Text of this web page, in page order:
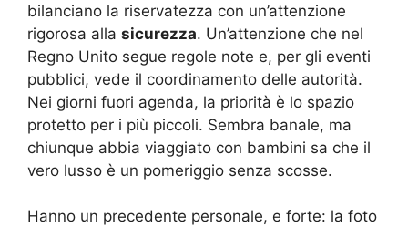
bilanciano la riservatezza con un’attenzione
rigorosa alla sicurezza. Un’attenzione che nel
Regno Unito segue regole note e, per gli eventi
pubblici, vede il coordinamento delle autorità.
Nei giorni fuori agenda, la priorità è lo spazio
protetto per i più piccoli. Sembra banale, ma
chiunque abbia viaggiato con bambini sa che il
vero lusso è un pomeriggio senza scosse.
Hanno un precedente personale, e forte: la foto